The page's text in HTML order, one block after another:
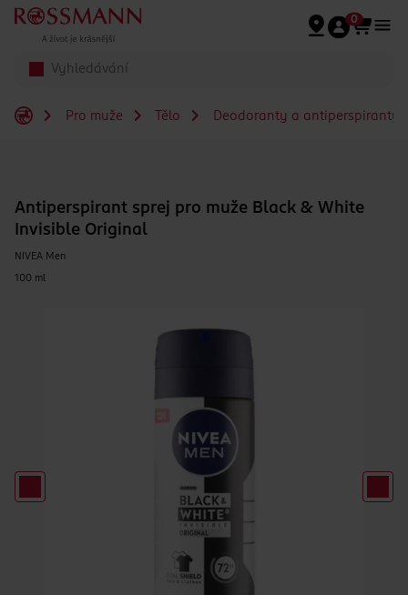
Přeskočit na hlavmní obsah
0
Pro muže Tělo Deodoranty a antiperspiranty
Antiperspirant sprej pro muže Black & White
Invisible Original
NIVEA Men
100 ml